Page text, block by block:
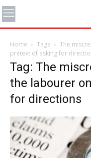
Home Tags
The
pretext of asking for
Tag: The
the labourer
for directions